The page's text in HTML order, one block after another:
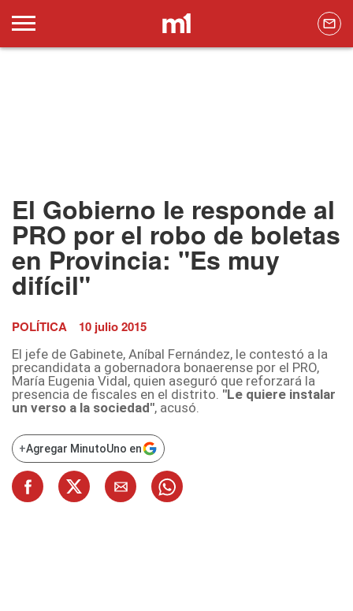
El Gobierno le responde al
PRO por el robo de boletas
en Provincia: "Es muy
difícil"
POLÍTICA 10 julio 2015
El jefe de Gabinete, Aníbal Fernández, le contestó a la
precandidata a gobernadora bonaerense por el PRO,
María Eugenia Vidal, quien aseguró que reforzará la
presencia de fiscales en el distrito. "Le quiere instalar
un verso a la sociedad", acusó.
+Agregar MinutoUno en